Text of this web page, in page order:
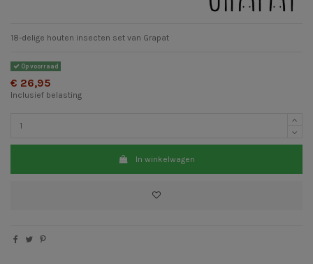
18-delige houten insecten set van Grapat
Op voorraad
€ 26,95
Inclusief belasting
In winkelwagen